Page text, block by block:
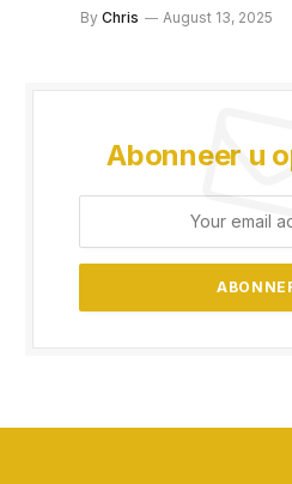
By Chris August 13, 2025
Abonneer u